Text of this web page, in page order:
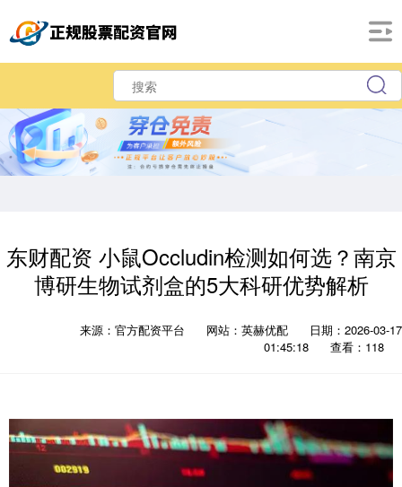
东财配资 小鼠Occludin检测如何选？南京
博研生物试剂盒的5大科研优势解析
来源：官方配资平台 网站：英赫优配
日期：2026-03-17
01:45:18
查看：118